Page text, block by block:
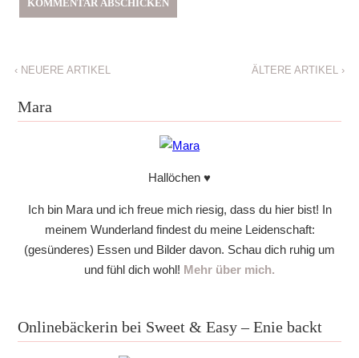
‹NEUERE ARTIKEL ÄLTERE ARTIKEL ›
Mara
Hallöchen ♥
Ich bin Mara und ich freue mich riesig, dass du hier bist! In
meinem Wunderland findest du meine Leidenschaft:
(gesünderes) Essen und Bilder davon. Schau dich ruhig um
und fühl dich wohl! Mehr über mich.
Onlinebäckerin bei Sweet & Easy – Enie backt